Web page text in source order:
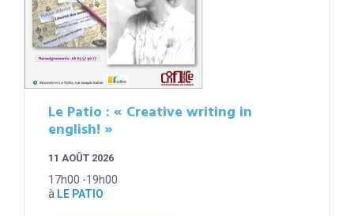
Le Patio : « Creative writing in
english! »
11 AOÛT 2026
17h00 -19h00
à LE PATIO